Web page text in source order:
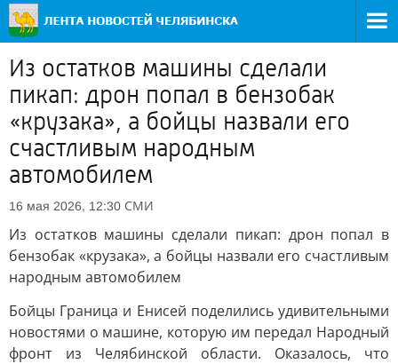
Из остатков машины сделали
пикап: дрон попал в бензобак
«крузака», а бойцы назвали его
счастливым народным
автомобилем
16 мая 2026, 12:30 СМИ
Из остатков машины сделали пикап: дрон попал в
бензобак «крузака», а бойцы назвали его счастливым
народным автомобилем
Бойцы Граница и Енисей поделились удивительными
новостями о машине, которую им передал Народный
фронт из Челябинской области. Оказалось, что